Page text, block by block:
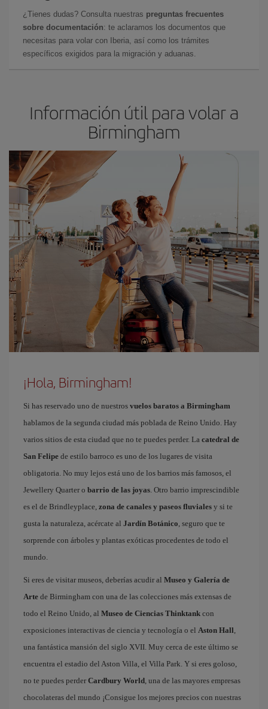
¿Tienes dudas? Consulta nuestras preguntas frecuentes
sobre documentación: te aclaramos los documentos que
necesitas para volar con Iberia, así como los trámites
específicos exigidos para la migración y aduanas.
Información útil para volar a
Birmingham
¡Hola, Birmingham!
Si has reservado uno de nuestros vuelos baratos a Birmingham
hablamos de la segunda ciudad más poblada de Reino Unido. Hay
varios sitios de esta ciudad que no te puedes perder. La catedral de
San Felipe de estilo barroco es uno de los lugares de visita
obligatoria. No muy lejos está uno de los barrios más famosos, el
Jewellery Quarter o barrio de las joyas. Otro barrio imprescindible
es el de Brindleyplace, zona de canales y paseos fluviales y si te
gusta la naturaleza, acércate al Jardín Botánico, seguro que te
sorprende con árboles y plantas exóticas procedentes de todo el
mundo.
Si eres de visitar museos, deberías acudir al Museo y Galería de
Arte de Birmingham con una de las colecciones más extensas de
todo el Reino Unido, al Museo de Ciencias Thinktank con
exposiciones interactivas de ciencia y tecnología o el Aston Hall,
una fantástica mansión del siglo XVII. Muy cerca de este último se
encuentra el estadio del Aston Villa, el Villa Park. Y si eres goloso,
no te puedes perder Cardbury World, una de las mayores empresas
chocolateras del mundo ¡Consigue los mejores precios con nuestras